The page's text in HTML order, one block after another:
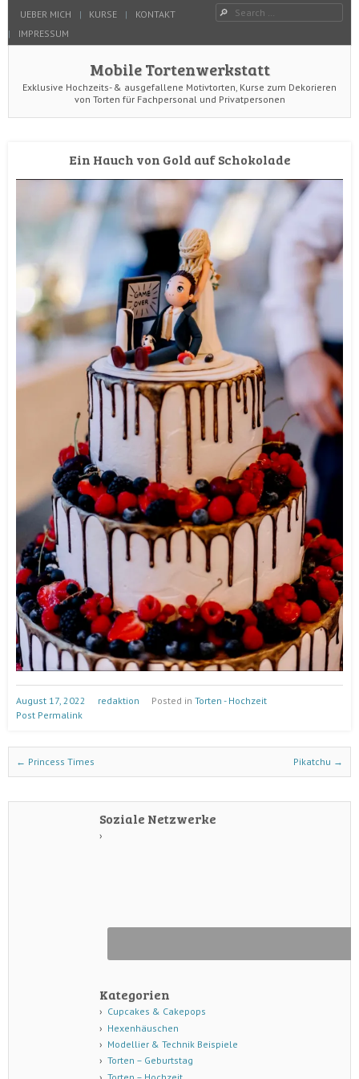
Menu
SKIP TO CONTENT
UEBER MICH KURSE
KONTAKT
IMPRESSUM
Search
Mobile Tortenwerkstatt
Exklusive Hochzeits- & ausgefallene Motivtorten, Kurse zum Dekorieren
von Torten für Fachpersonal und Privatpersonen
Ein Hauch von Gold auf Schokolade
August 17, 2022 redaktion Posted in Torten - Hochzeit
Post Permalink
Post navigation
← Princess Times Pikatchu →
Soziale Netzwerke
Kategorien
Cupcakes & Cakepops
Hexenhäuschen
Modellier & Technik Beispiele
Torten – Geburtstag